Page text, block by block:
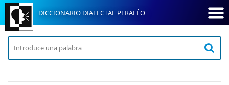
DICCIONARIO DIALECTAL PERALÊO